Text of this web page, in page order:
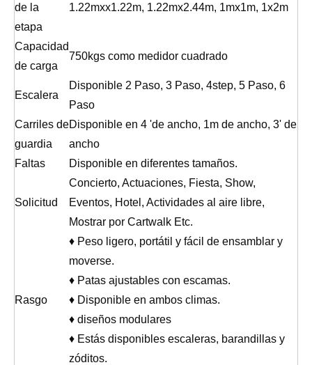
de la
etapa
1.22mxx1.22m, 1.22mx2.44m, 1mx1m, 1x2m
Capacidad
de carga
750kgs como medidor cuadrado
Escalera
Disponible 2 Paso, 3 Paso, 4step, 5 Paso, 6
Paso
Carriles de
guardia
Disponible en 4 'de ancho, 1m de ancho, 3' de
ancho
Faltas
Disponible en diferentes tamaños.
Solicitud
Concierto, Actuaciones, Fiesta, Show,
Eventos, Hotel, Actividades al aire libre,
Mostrar por Cartwalk Etc.
Rasgo
♦ Peso ligero, portátil y fácil de ensamblar y
moverse.
♦ Patas ajustables con escamas.
♦ Disponible en ambos climas.
♦ diseños modulares
♦ Estás disponibles escaleras, barandillas y
zóditos.